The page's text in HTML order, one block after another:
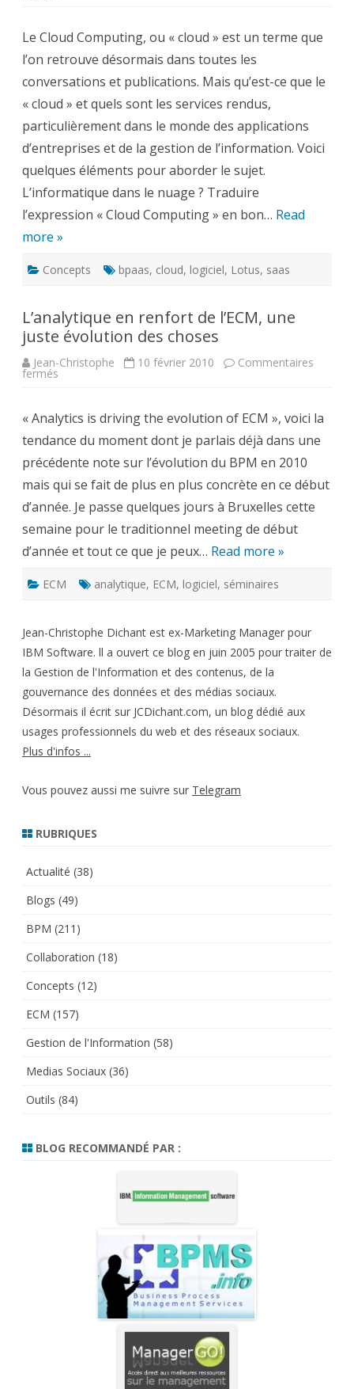
le
Cloud
Computing
et
le
SaaS
?
Le Cloud Computing, ou « cloud » est un terme que
l’on retrouve désormais dans toutes les
conversations et publications. Mais qu’est-ce que le
« cloud » et quels sont les services rendus,
particulièrement dans le monde des applications
d’entreprises et de la gestion de l’information. Voici
quelques éléments pour aborder le sujet.
L’informatique dans le nuage ? Traduire
l’expression « Cloud Computing » en bon… Read
more »
Concepts bpaas, cloud, logiciel, Lotus, saas
L’analytique en renfort de l’ECM, une
juste évolution des choses
Jean-Christophe 10 février 2010 Commentaires
fermés
de
l’ECM,
une
juste
évolution
des
choses
« Analytics is driving the evolution of ECM », voici la
tendance du moment dont je parlais déjà dans une
précédente note sur l’évolution du BPM en 2010
mais qui se fait de plus en plus concrète en ce début
d’année. Je passe quelques jours à Bruxelles cette
semaine pour le traditionnel meeting de début
d’année et tout ce que je peux… Read more »
ECM analytique, ECM, logiciel, séminaires
Jean-Christophe Dichant est ex-Marketing Manager pour
IBM Software. ll a ouvert ce blog en juin 2005 pour traiter de
la Gestion de l'Information et des contenus, de la
gouvernance des données et des médias sociaux.
Désormais il écrit sur JCDichant.com, un blog dédié aux
usages professionnels du web et des réseaux sociaux.
Plus d'infos ...
Vous pouvez aussi me suivre sur Telegram
RUBRIQUES
Actualité (38)
Blogs (49)
BPM (211)
Collaboration (18)
Concepts (12)
ECM (157)
Gestion de l'Information (58)
Medias Sociaux (36)
Outils (84)
BLOG RECOMMANDÉ PAR :